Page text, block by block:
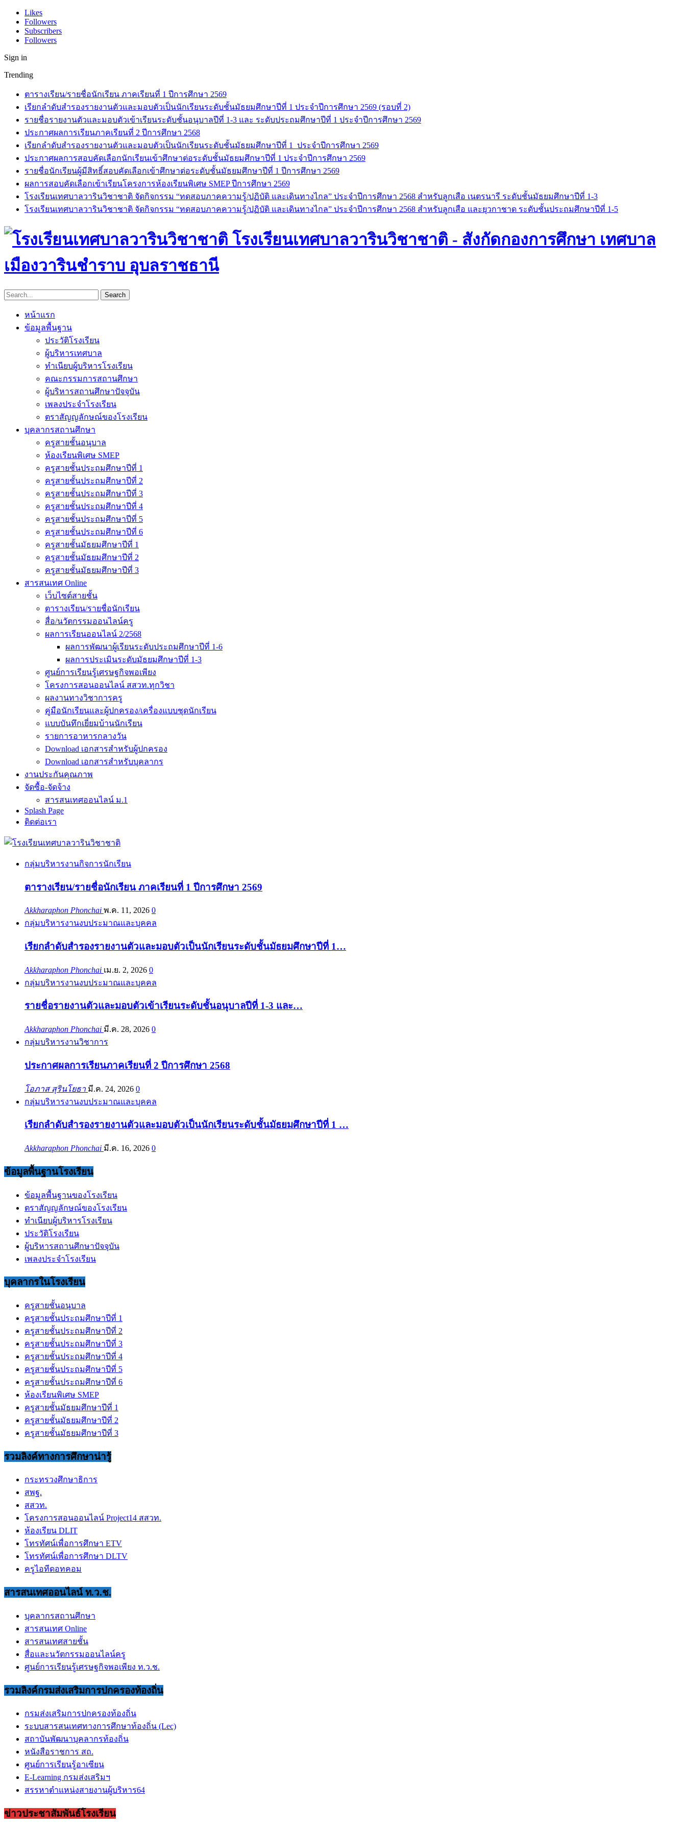
Likes
Followers
Subscribers
Followers
Sign in
Trending
ตารางเรียน/รายชื่อนักเรียน ภาคเรียนที่ 1 ปีการศึกษา 2569
เรียกลำดับสำรองรายงานตัวและมอบตัวเป็นนักเรียนระดับชั้นมัธยมศึกษาปีที่ 1 ประจำปีการศึกษา 2569 (รอบที่ 2)
รายชื่อรายงานตัวและมอบตัวเข้าเรียนระดับชั้นอนุบาลปีที่ 1-3 และ ระดับประถมศึกษาปีที่ 1 ประจำปีการศึกษา 2569
ประกาศผลการเรียนภาคเรียนที่ 2 ปีการศึกษา 2568
เรียกลำดับสำรองรายงานตัวและมอบตัวเป็นนักเรียนระดับชั้นมัธยมศึกษาปีที่ 1 ประจำปีการศึกษา 2569
ประกาศผลการสอบคัดเลือกนักเรียนเข้าศึกษาต่อระดับชั้นมัธยมศึกษาปีที่ 1 ประจำปีการศึกษา 2569
รายชื่อนักเรียนผู้มีสิทธิ์สอบคัดเลือกเข้าศึกษาต่อระดับชั้นมัธยมศึกษาปีที่ 1 ปีการศึกษา 2569
ผลการสอบคัดเลือกเข้าเรียนโครงการห้องเรียนพิเศษ SMEP ปีการศึกษา 2569
โรงเรียนเทศบาลวารินวิชาชาติ จัดกิจกรรม “ทดสอบภาคความรู้/ปฏิบัติ และเดินทางไกล” ประจำปีการศึกษา 2568 สำหรับลูกเสือ เนตรนารี ระดับชั้นมัธยมศึกษาปีที่ 1-3
โรงเรียนเทศบาลวารินวิชาชาติ จัดกิจกรรม “ทดสอบภาคความรู้/ปฏิบัติ และเดินทางไกล” ประจำปีการศึกษา 2568 สำหรับลูกเสือ และยุวกาชาด ระดับชั้นประถมศึกษาปีที่ 1-5
โรงเรียนเทศบาลวารินวิชาชาติ - สังกัดกองการศึกษา เทศบาล
เมืองวารินชำราบ อุบลราชธานี
หน้าแรก
ข้อมูลพื้นฐาน
ประวัติโรงเรียน
ผู้บริหารเทศบาล
ทำเนียบผู้บริหารโรงเรียน
คณะกรรมการสถานศึกษา
ผู้บริหารสถานศึกษาปัจจุบัน
เพลงประจำโรงเรียน
ตราสัญญลักษณ์ของโรงเรียน
บุคลากรสถานศึกษา
ครูสายชั้นอนุบาล
ห้องเรียนพิเศษ SMEP
ครูสายชั้นประถมศึกษาปีที่ 1
ครูสายชั้นประถมศึกษาปีที่ 2
ครูสายชั้นประถมศึกษาปีที่ 3
ครูสายชั้นประถมศึกษาปีที่ 4
ครูสายชั้นประถมศึกษาปีที่ 5
ครูสายชั้นประถมศึกษาปีที่ 6
ครูสายชั้นมัธยมศึกษาปีที่ 1
ครูสายชั้นมัธยมศึกษาปีที่ 2
ครูสายชั้นมัธยมศึกษาปีที่ 3
สารสนเทศ Online
เว็บไซต์สายชั้น
ตารางเรียน/รายชื่อนักเรียน
สื่อ/นวัตกรรมออนไลน์ครู
ผลการเรียนออนไลน์ 2/2568
ผลการพัฒนาผู้เรียนระดับประถมศึกษาปีที่ 1-6
ผลการประเมินระดับมัธยมศึกษาปีที่ 1-3
ศูนย์การเรียนรู้เศรษฐกิจพอเพียง
โครงการสอนออนไลน์ สสวท.ทุกวิชา
ผลงานทางวิชาการครู
คู่มือนักเรียนและผู้ปกครอง/เครื่องแบบชุดนักเรียน
แบบบันทึกเยี่ยมบ้านนักเรียน
รายการอาหารกลางวัน
Download เอกสารสำหรับผู้ปกครอง
Download เอกสารสำหรับบุคลากร
งานประกันคุณภาพ
จัดซื้อ-จัดจ้าง
สารสนเทศออนไลน์ ม.1
Splash Page
ติดต่อเรา
กลุ่มบริหารงานกิจการนักเรียน
ตารางเรียน/รายชื่อนักเรียน ภาคเรียนที่ 1 ปีการศึกษา 2569
Akkharaphon Phonchai พ.ค. 11, 2026 0
กลุ่มบริหารงานงบประมาณและบุคคล
เรียกลำดับสำรองรายงานตัวและมอบตัวเป็นนักเรียนระดับชั้นมัธยมศึกษาปีที่ 1…
Akkharaphon Phonchai เม.ย. 2, 2026 0
กลุ่มบริหารงานงบประมาณและบุคคล
รายชื่อรายงานตัวและมอบตัวเข้าเรียนระดับชั้นอนุบาลปีที่ 1-3 และ…
Akkharaphon Phonchai มี.ค. 28, 2026 0
กลุ่มบริหารงานวิชาการ
ประกาศผลการเรียนภาคเรียนที่ 2 ปีการศึกษา 2568
โอภาส สุรินโยธา มี.ค. 24, 2026 0
กลุ่มบริหารงานงบประมาณและบุคคล
เรียกลำดับสำรองรายงานตัวและมอบตัวเป็นนักเรียนระดับชั้นมัธยมศึกษาปีที่ 1 …
Akkharaphon Phonchai มี.ค. 16, 2026 0
ข้อมูลพื้นฐานโรงเรียน
ข้อมูลพื้นฐานของโรงเรียน
ตราสัญญลักษณ์ของโรงเรียน
ทำเนียบผู้บริหารโรงเรียน
ประวัติโรงเรียน
ผู้บริหารสถานศึกษาปัจจุบัน
เพลงประจำโรงเรียน
บุคลากรในโรงเรียน
ครูสายชั้นอนุบาล
ครูสายชั้นประถมศึกษาปีที่ 1
ครูสายชั้นประถมศึกษาปีที่ 2
ครูสายชั้นประถมศึกษาปีที่ 3
ครูสายชั้นประถมศึกษาปีที่ 4
ครูสายชั้นประถมศึกษาปีที่ 5
ครูสายชั้นประถมศึกษาปีที่ 6
ห้องเรียนพิเศษ SMEP
ครูสายชั้นมัธยมศึกษาปีที่ 1
ครูสายชั้นมัธยมศึกษาปีที่ 2
ครูสายชั้นมัธยมศึกษาปีที่ 3
รวมลิงค์ทางการศึกษาน่ารู้
กระทรวงศึกษาธิการ
สพฐ.
สสวท.
โครงการสอนออนไลน์ Project14 สสวท.
ห้องเรียน DLIT
โทรทัศน์เพื่อการศึกษา ETV
โทรทัศน์เพื่อการศึกษา DLTV
ครูไอทีดอทคอม
สารสนเทศออนไลน์ ท.ว.ช.
บุคลากรสถานศึกษา
สารสนเทศ Online
สารสนเทศสายชั้น
สื่อและนวัตกรรมออนไลน์ครู
ศูนย์การเรียนรู้เศรษฐกิจพอเพียง ท.ว.ช.
รวมลิงค์กรมส่งเสริมการปกครองท้องถิ่น
กรมส่งเสริมการปกครองท้องถิ่น
ระบบสารสนเทศทางการศึกษาท้องถิ่น (Lec)
สถาบันพัฒนาบุคลากรท้องถิ่น
หนังสือราชการ สถ.
ศูนย์การเรียนรู้อาเซียน
E-Learning กรมส่งเสริมฯ
สรรหาตำแหน่งสายงานผู้บริหาร64
ข่าวประชาสัมพันธ์โรงเรียน